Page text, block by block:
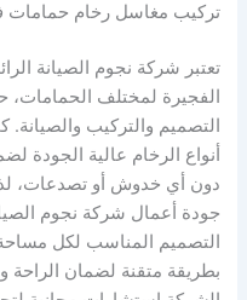
تركيب مغاسل رخام حمامات
تعتبر شركة نجوم الصيانة
الفجيرة لمختلف
التصميم والتركيب
أنواع الرخام عالية الجودة
دون أي خدوش أو تصدعات،
جودة أعمال شركة نجوم
التصميم المناسب لكل
بطريقة متقنة لضمان